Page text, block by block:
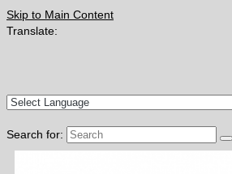
Skip to Main Content
Translate:
Search for: